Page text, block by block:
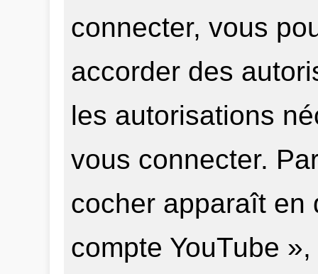
connecter, vous
accorder des
les autorisations
vous connecter.
cocher apparaît en
compte YouTube